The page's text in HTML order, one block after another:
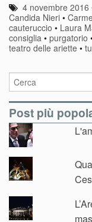
4 novembre 2016
Candida Nieri •
cauteruccio • Laura
consiglia • purgatorio
teatro delle ariette •
Post più